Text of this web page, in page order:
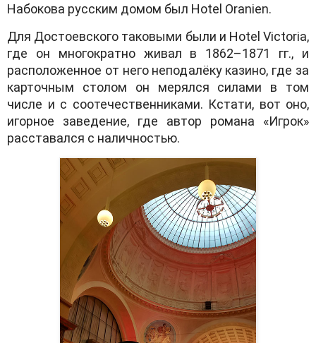
Набокова русским домом был Hotel Oranien.
Для Достоевского таковыми были и Hotel Victoria,
где он многократно живал в 1862–1871 гг., и
расположенное от него неподалёку казино, где за
карточным столом он мерялся силами в том
числе и с соотечественниками. Кстати, вот оно,
игорное заведение, где автор романа «Игрок»
расставался с наличностью.